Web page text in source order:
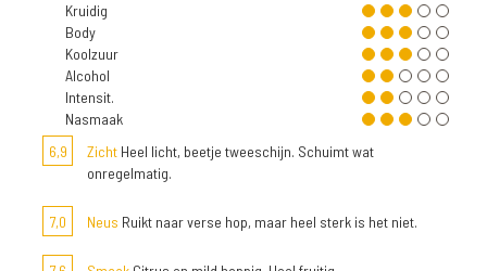
Kruidig
Body
Koolzuur
Alcohol
Intensit.
Nasmaak
6,9
Zicht Heel licht, beetje tweeschijn. Schuimt wat
onregelmatig.
7,0 Neus Ruikt naar verse hop, maar heel sterk is het niet.